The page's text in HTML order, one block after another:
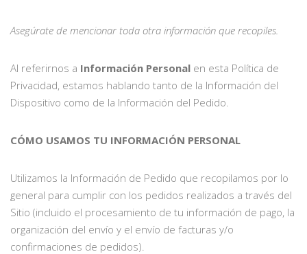
Asegúrate de mencionar toda otra información que recopiles.
Al referirnos a Información Personal en esta Política de
Privacidad, estamos hablando tanto de la Información del
Dispositivo como de la Información del Pedido.
CÓMO USAMOS TU INFORMACIÓN PERSONAL
Utilizamos la Información de Pedido que recopilamos por lo
general para cumplir con los pedidos realizados a través del
Sitio (incluido el procesamiento de tu información de pago, la
organización del envío y el envío de facturas y/o
confirmaciones de pedidos).